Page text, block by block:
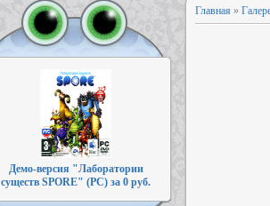
Демо-версия "Лаборатории
существ SPORE" (PC) за 0 руб.
Главная »